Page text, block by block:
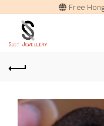
Free